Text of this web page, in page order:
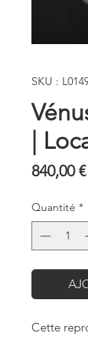
SKU :
|
840,00 €
Quantité *
Cette